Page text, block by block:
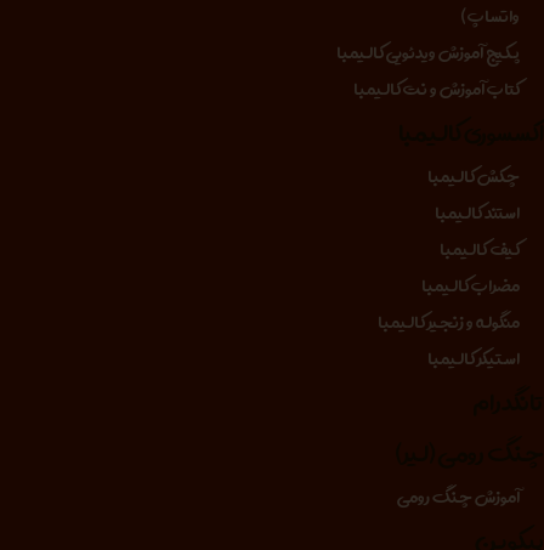
واتساپ)
پکیج آموزش ویدئویی کالیمبا
کتاب آموزش و نت کالیمبا
چکش کالیمبا
استند کالیمبا
کیف کالیمبا
مضراب کالیمبا
منگوله و زنجیر کالیمبا
استیکر کالیمبا
آموزش چنگ رومی